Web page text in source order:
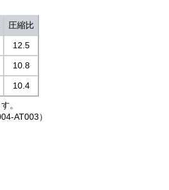
圧縮比
12.5
10.8
10.4
。
AT003）